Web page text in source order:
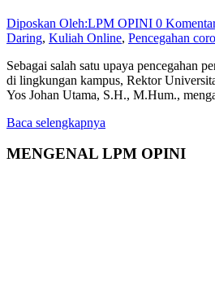
Diposkan Oleh:LPM OPINI 0
Daring, Kuliah Online, Pencegahan
Sebagai salah satu upaya pencegahan
di lingkungan kampus, Rektor
Yos Johan Utama, S.H., M.Hum.,
Baca selengkapnya
MENGENAL LPM OPINI